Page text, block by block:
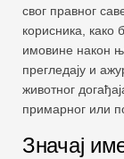
свог правног
корисника, како
имовине након
прегледају и
животног
примарног или
Значај